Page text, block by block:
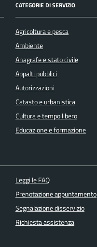
CATEGORIE DI SERVIZIO
Agricoltura e pesca
Ambiente
Anagrafe e stato civile
Appalti pubblici
Autorizzazioni
Catasto e urbanistica
Cultura e tempo libero
Educazione e formazione
Leggi le FAQ
Prenotazione appuntamento
Segnalazione disservizio
Richiesta assistenza